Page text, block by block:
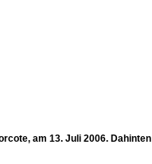
am 13. Juli 2006. Dahinten